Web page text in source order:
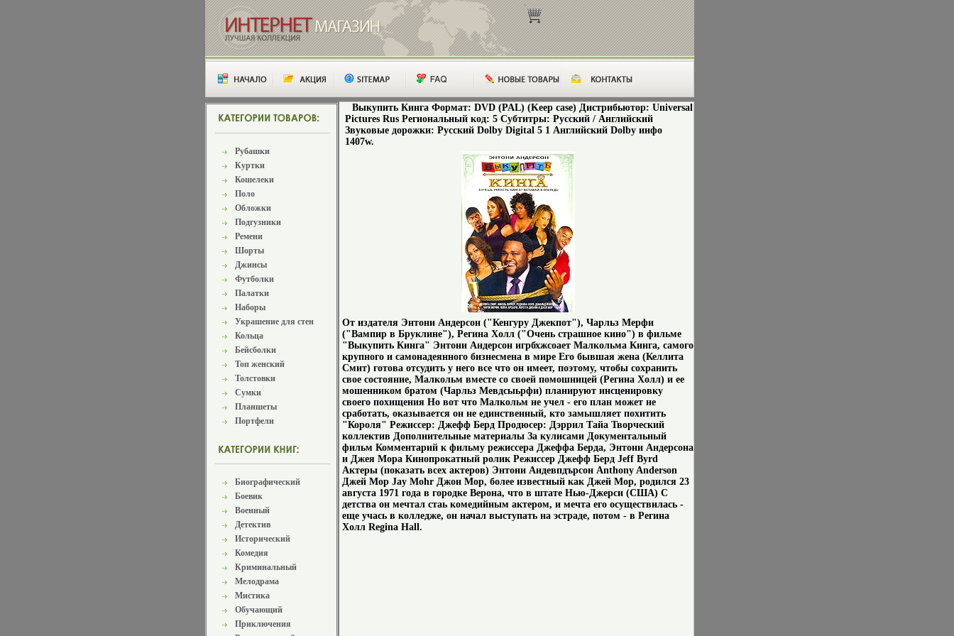
Рубашки
Куртки
Кошелеки
Поло
Обложки
Подгузники
Ремени
Шорты
Джинсы
Футболки
Палатки
Наборы
Украшение для стен
Кольца
Бейсболки
Топ женский
Толстовки
Сумки
Планшеты
Портфели
Биографический
Боевик
Военный
Детектив
Исторический
Комедия
Криминальный
Мелодрама
Мистика
Обучающий
Приключения
Выкупить Кинга Формат: DVD (PAL) (Keep case) Дистрибьютор: Universal
Pictures Rus Региональный код: 5 Субтитры: Русский / Английский
Звуковые дорожки: Русский Dolby Digital 5 1 Английский Dolby инфо
1407w.
От издателя Энтони Андерсон ("Кенгуру Джекпот"), Чарльз Мерфи
("Вампир в Бруклине"), Регина Холл ("Очень страшное кино") в фильме
"Выкупить Кинга" Энтони Андерсон игрбхжсоает Малкольма Кинга, самого
крупного и самонадеянного бизнесмена в мире Его бывшая жена (Келлита
Смит) готова отсудить у него все что он имеет, поэтому, чтобы сохранить
свое состояние, Малкольм вместе со своей помошницей (Регина Холл) и ее
мошенником братом (Чарльз Мевдсыьрфи) планируют инсценировку
своего похищения Но вот что Малкольм не учел - его план может не
сработать, оказывается он не единственный, кто замышляет похитить
"Короля" Режиссер: Джефф Берд Продюсер: Дэррил Тайа Творческий
коллектив Дополнительные материалы За кулисами Документальный
фильм Комментарий к фильму режиссера Джеффа Берда, Энтони Андерсона
и Джея Мора Кинопрокатный ролик Режиссер Джефф Берд Jeff Byrd
Актеры (показать всех актеров) Энтони Андевпдърсон Anthony Anderson
Джей Мор Jay Mohr Джон Мор, более известный как Джей Мор, родился 23
августа 1971 года в городке Верона, что в штате Нью-Джерси (США) С
детства он мечтал стаь комедийным актером, и мечта его осуществилась -
еще учась в колледже, он начал выступать на эстраде, потом - в Регина
Холл Regina Hall.